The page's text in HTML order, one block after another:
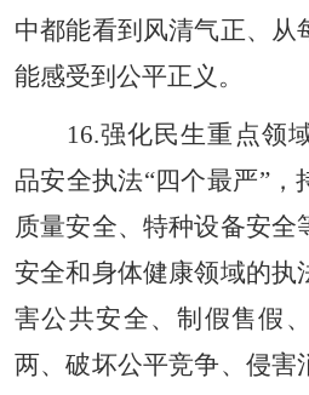
中都能看到风清气正、从
能感受到公平正义。
16.强化民生重点领
品安全执法“四个最严”，
质量安全、特种设备安全
安全和身体健康领域的执
害公共安全、制假售假
两、破坏公平竞争、侵害